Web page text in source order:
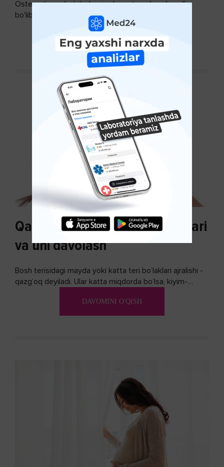
Osteoartroz - bo'g'imlarning keng tarqalgan kasalligi
bo'lib, so'ngi paytda osteoartroz kasalligi sonining
ko'payishi tendentsiyasi mavjud...
DAVOMINI O'QISH
Qazg'oq paydo bo'lishi sabablari
va uni davolash
Bosh terisidagi mayda yoki katta teri bo’laklari ajralishi -
qazg’oq deyiladi. Ular katta miqdorda bo’lsa, kiyim-
DAVOMINI O'QISH